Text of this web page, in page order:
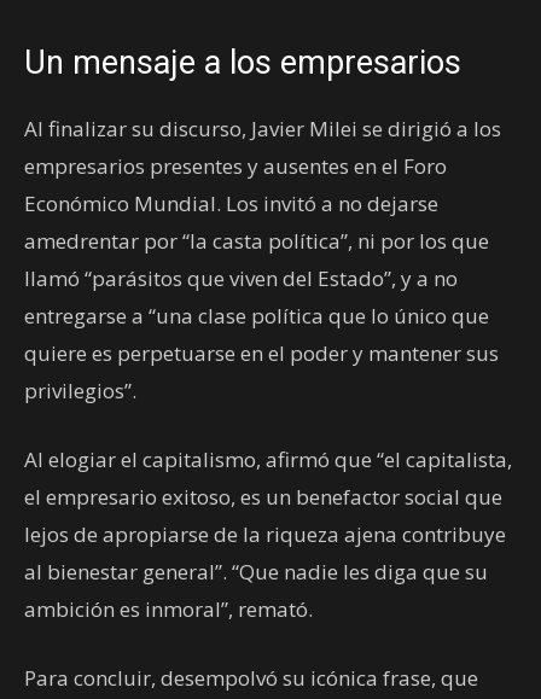
Un mensaje a los empresarios
Al finalizar su discurso, Javier Milei se dirigió a los
empresarios presentes y ausentes en el Foro
Económico Mundial. Los invitó a no dejarse
amedrentar por “la casta política”, ni por los que
llamó “parásitos que viven del Estado”, y a no
entregarse a “una clase política que lo único que
quiere es perpetuarse en el poder y mantener sus
privilegios”.
Al elogiar el capitalismo, afirmó que “el capitalista,
el empresario exitoso, es un benefactor social que
lejos de apropiarse de la riqueza ajena contribuye
al bienestar general”. “Que nadie les diga que su
ambición es inmoral”, remató.
Para concluir, desempolvó su icónica frase, que